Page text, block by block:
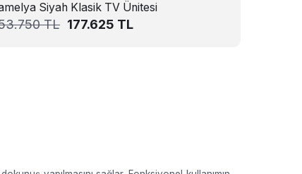
Siyah Klasik TV Ünitesi
TL 177.625 TL